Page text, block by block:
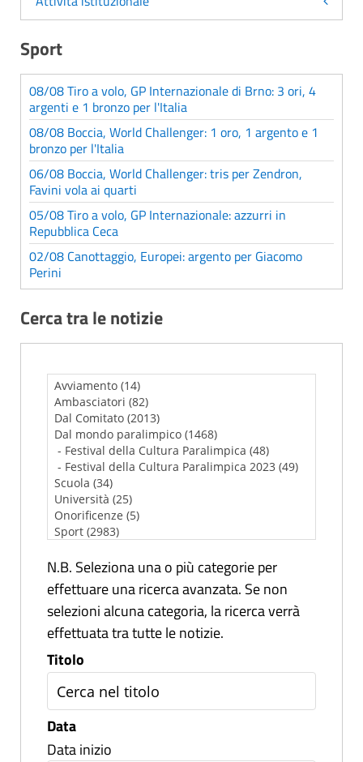
Sport
08/08 Tiro a volo, GP Internazionale di Brno: 3 ori, 4
argenti e 1 bronzo per l'Italia
08/08 Boccia, World Challenger: 1 oro, 1 argento e 1
bronzo per l'Italia
06/08 Boccia, World Challenger: tris per Zendron,
Favini vola ai quarti
05/08 Tiro a volo, GP Internazionale: azzurri in
Repubblica Ceca
02/08 Canottaggio, Europei: argento per Giacomo
Perini
Cerca tra le notizie
N.B. Seleziona una o più categorie per
effettuare una ricerca avanzata. Se non
selezioni alcuna categoria, la ricerca verrà
effettuata tra tutte le notizie.
Titolo
Data
Data inizio